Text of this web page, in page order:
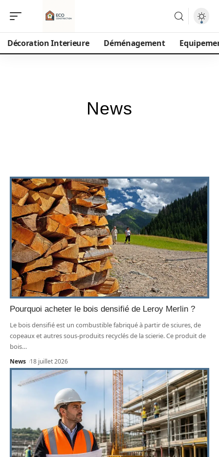
Décoration Interieure Déménagement
News
Pourquoi acheter le bois densifié de Leroy Merlin ?
Le bois densifié est un combustible fabriqué à partir de sciures, de
copeaux et autres sous-produits recyclés de la scierie. Ce produit de
bois…
News 18 juillet 2026